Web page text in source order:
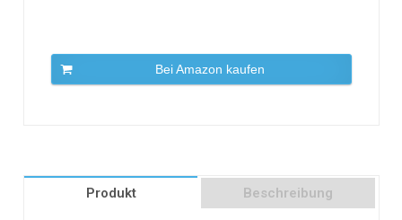
Bei Amazon kaufen
Produkt Beschreibung